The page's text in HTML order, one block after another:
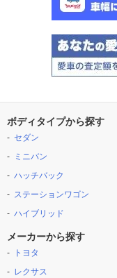
ボディタイプから探す
セダン
ミニバン
ハッチバック
ステーションワゴン
ハイブリッド
メーカーから探す
トヨタ
レクサス